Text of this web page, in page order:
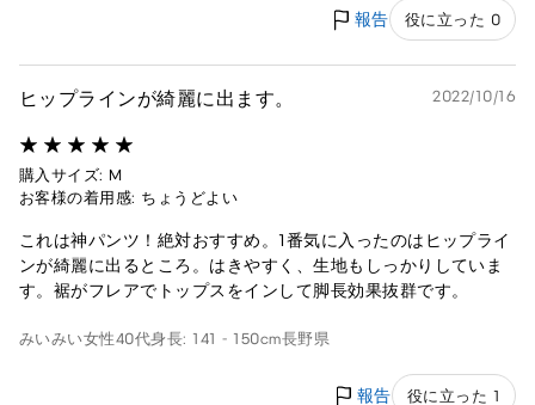
報告 役に立った 0
ヒップラインが綺麗に出ます。 2022/10/16
購入サイズ: M
お客様の着用感: ちょうどよい
これは神パンツ！絶対おすすめ。1番気に入ったのはヒップライ
ンが綺麗に出るところ。はきやすく、生地もしっかりしていま
す。裾がフレアでトップスをインして脚長効果抜群です。
みいみい女性40代身長: 141 - 150cm長野県
報告 役に立った 1